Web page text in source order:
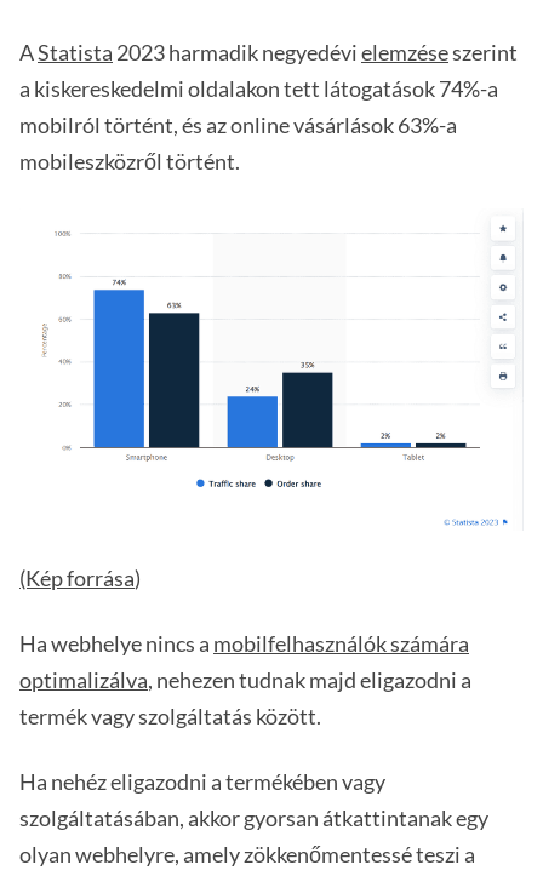
AStatista 2023 harmadik negyedévielemzéseszerint
a kiskereskedelmi oldalakon tett látogatások 74%-a
mobilról történt, és az online vásárlások 63%-a
mobileszközről történt.
(Kép forrása)
Ha webhelye nincs a mobilfelhasználók számára
optimalizálva, nehezen tudnak majd eligazodni a
termék vagy szolgáltatás között.
Ha nehéz eligazodni a termékében vagy
szolgáltatásában, akkor gyorsan átkattintanak egy
olyan webhelyre, amely zökkenőmentessé teszi a